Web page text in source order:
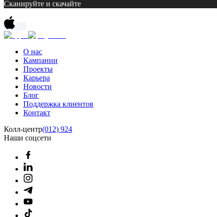
Сканируйте и скачайте
О нас
Кампании
Проекты
Карьера
Новости
Блог
Поддержка клиентов
Контакт
Колл-центр(012) 924
Наши соцсети